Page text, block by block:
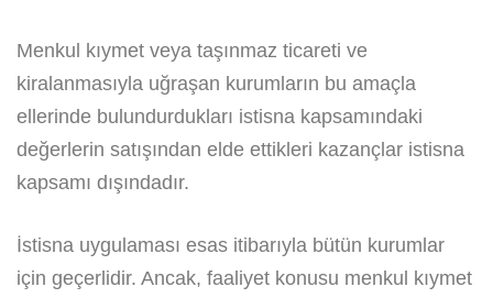
Menkul kıymet veya taşınmaz ticareti ve
kiralanmasıyla uğraşan kurumların bu amaçla
ellerinde bulundurdukları istisna kapsamındaki
değerlerin satışından elde ettikleri kazançlar istisna
kapsamı dışındadır.
İstisna uygulaması esas itibarıyla bütün kurumlar
için geçerlidir. Ancak, faaliyet konusu menkul kıymet